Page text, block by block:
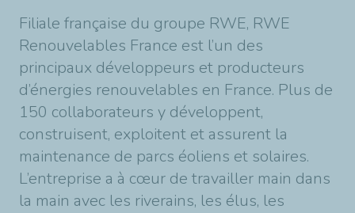
Filiale française du groupe RWE, RWE
Renouvelables France est l’un des
principaux développeurs et producteurs
d’énergies renouvelables en France. Plus de
150 collaborateurs y développent,
construisent, exploitent et assurent la
maintenance de parcs éoliens et solaires.
L’entreprise a à cœur de travailler main dans
la main avec les riverains, les élus, les